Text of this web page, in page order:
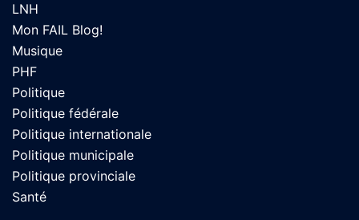
LNH
Mon FAIL Blog!
Musique
PHF
Politique
Politique fédérale
Politique internationale
Politique municipale
Politique provinciale
Santé